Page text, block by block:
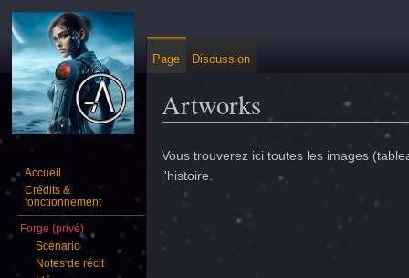
Artworks
Aller à : navigation, rechercher
Vous trouverez ici toutes les images
l'histoire.
Page Discussion
Accueil
Crédits &
fonctionnement
Forge (privé)
Scénario
Notes de récit